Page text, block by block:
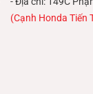
(Cạnh Honda Tiến